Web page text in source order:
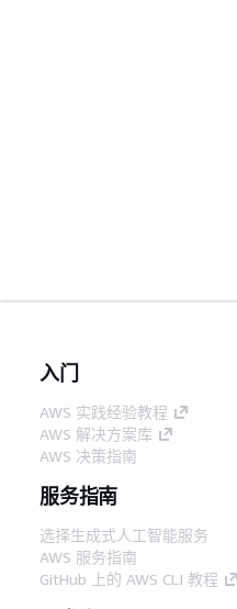
入门
AWS 实践经验教程
AWS 解决方案库
AWS 决策指南
服务指南
选择生成式人工智能服务
AWS 服务指南
GitHub 上的 AWS CLI 教程